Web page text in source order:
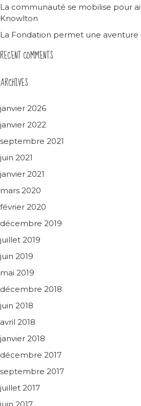
La communauté se mobilise pour
Knowlton
La Fondation permet une aventure
RECENT COMMENTS
ARCHIVES
janvier 2026
janvier 2022
septembre 2021
juin 2021
janvier 2021
mars 2020
février 2020
décembre 2019
juillet 2019
juin 2019
mai 2019
décembre 2018
juin 2018
avril 2018
janvier 2018
décembre 2017
septembre 2017
juillet 2017